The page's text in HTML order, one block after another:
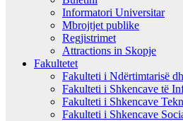
Informatori Universitar
Mbrojtjet publike
Regjistrimet
Attractions in Skopje
Fakultetet
Fakulteti i Ndërtimtarisë
Fakulteti i Shkencave të
Fakulteti i Shkencave
Fakulteti i Shkencave